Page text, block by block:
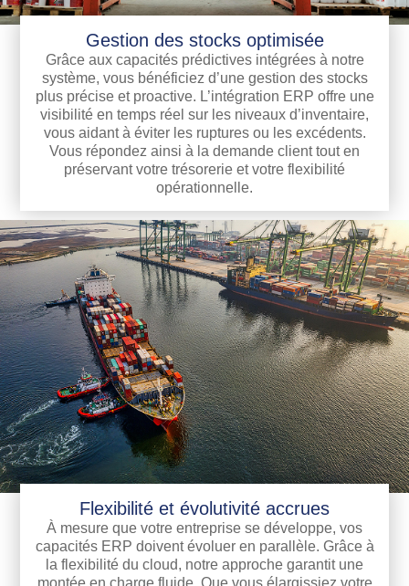
Gestion des stocks optimisée
Grâce aux capacités prédictives intégrées à notre
système, vous bénéficiez d’une gestion des stocks
plus précise et proactive. L’intégration ERP offre une
visibilité en temps réel sur les niveaux d’inventaire,
vous aidant à éviter les ruptures ou les excédents.
Vous répondez ainsi à la demande client tout en
préservant votre trésorerie et votre flexibilité
opérationnelle.
Flexibilité et évolutivité accrues
À mesure que votre entreprise se développe, vos
capacités ERP doivent évoluer en parallèle. Grâce à
la flexibilité du cloud, notre approche garantit une
montée en charge fluide. Que vous élargissiez votre